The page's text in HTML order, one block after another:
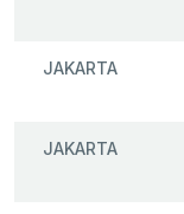
JAKARTA
JAKARTA